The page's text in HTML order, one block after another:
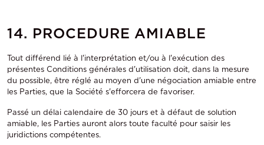
14. PROCEDURE AMIABLE
Tout différend lié à l'interprétation et/ou à l'exécution des
présentes Conditions générales d'utilisation doit, dans la mesure
du possible, être réglé au moyen d'une négociation amiable entre
les Parties, que la Société s'efforcera de favoriser.
Passé un délai calendaire de 30 jours et à défaut de solution
amiable, les Parties auront alors toute faculté pour saisir les
juridictions compétentes.